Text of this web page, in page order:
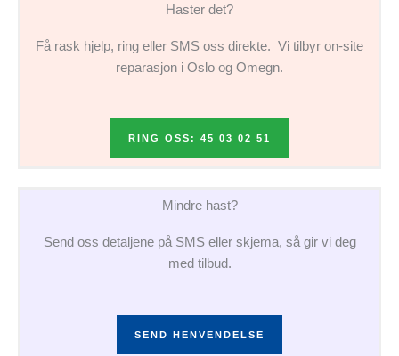
Haster det?
Få rask hjelp, ring eller SMS oss direkte. Vi tilbyr on-site
reparasjon i Oslo og Omegn.
RING OSS: 45 03 02 51
Mindre hast?
Send oss detaljene på SMS eller skjema, så gir vi deg
med tilbud.
SEND HENVENDELSE